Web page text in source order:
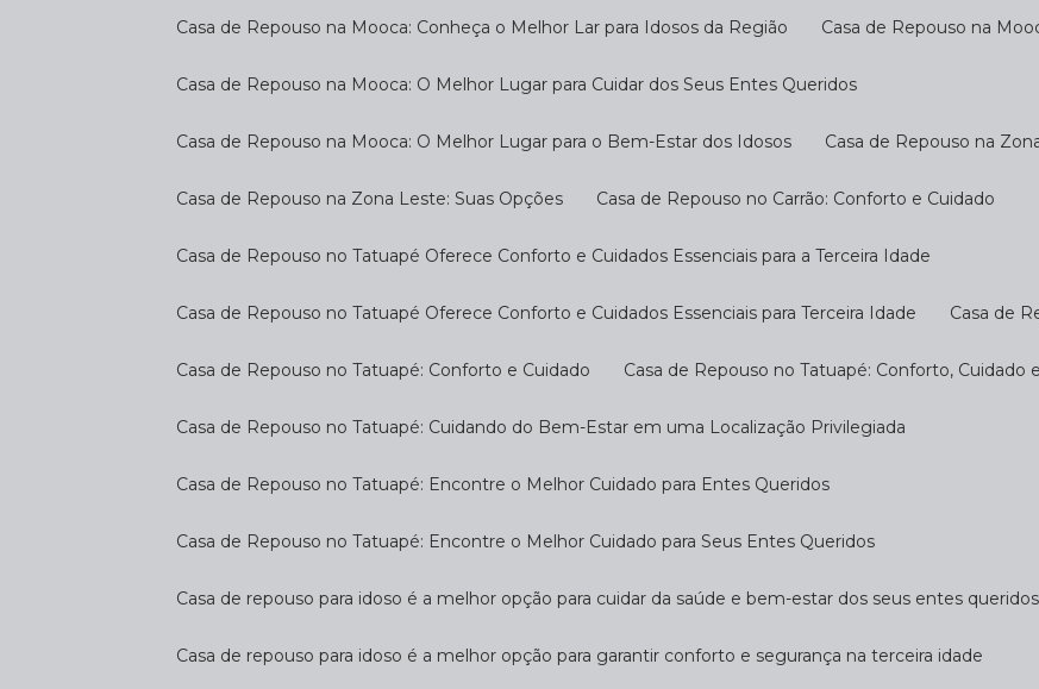
Casa de Repouso na Mooca: Conheça o Melhor Lar para Idosos da Região Casa de Repouso na
Casa de Repouso na Mooca: O Melhor Lugar para Cuidar dos Seus Entes Queridos
Casa de Repouso na Mooca: O Melhor Lugar para o Bem-Estar dos Idosos Casa de Repouso na
Casa de Repouso na Zona Leste: Suas Opções Casa de Repouso no Carrão: Conforto e Cuidado
Casa de Repouso no Tatuapé Oferece Conforto e Cuidados Essenciais para a Terceira Idade
Casa de Repouso no Tatuapé Oferece Conforto e Cuidados Essenciais para Terceira Idade Casa de
Casa de Repouso no Tatuapé: Conforto e Cuidado Casa de Repouso no Tatuapé: Conforto,
Casa de Repouso no Tatuapé: Cuidando do Bem-Estar em uma Localização Privilegiada
Casa de Repouso no Tatuapé: Encontre o Melhor Cuidado para Entes Queridos
Casa de Repouso no Tatuapé: Encontre o Melhor Cuidado para Seus Entes Queridos
Casa de repouso para idoso é a melhor opção para cuidar da saúde e bem-estar dos seus entes queridos
Casa de repouso para idoso é a melhor opção para garantir conforto e segurança na terceira idade